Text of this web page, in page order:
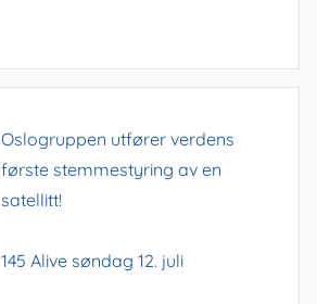
a
Oslogruppen utfører verdens
første stemmestyring av en
satellitt!
145 Alive søndag 12. juli